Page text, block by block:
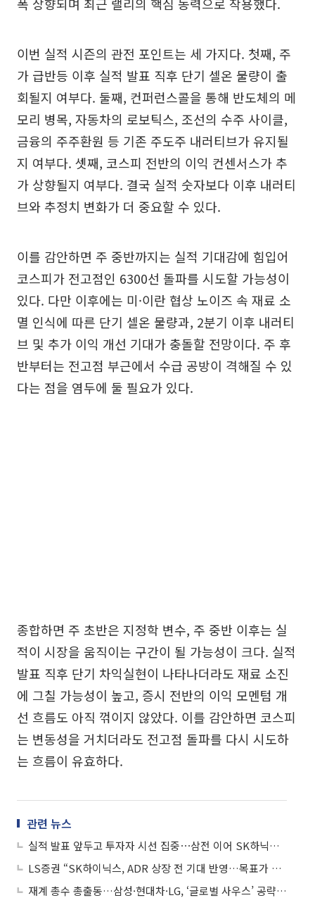
이번 실적 시즌의 관전 포인트는 세 가지다. 첫째, 주
가 급반등 이후 실적 발표 직후 단기 셀온 물량이 출
회될지 여부다. 둘째, 컨퍼런스콜을 통해 반도체의 메
모리 병목, 자동차의 로보틱스, 조선의 수주 사이클,
금융의 주주환원 등 기존 주도주 내러티브가 유지될
지 여부다. 셋째, 코스피 전반의 이익 컨센서스가 추
가 상향될지 여부다. 결국 실적 숫자보다 이후 내러티
브와 추정치 변화가 더 중요할 수 있다.
이를 감안하면 주 중반까지는 실적 기대감에 힘입어
코스피가 전고점인 6300선 돌파를 시도할 가능성이
있다. 다만 이후에는 미·이란 협상 노이즈 속 재료 소
멸 인식에 따른 단기 셀온 물량과, 2분기 이후 내러티
브 및 추가 이익 개선 기대가 충돌할 전망이다. 주 후
반부터는 전고점 부근에서 수급 공방이 격해질 수 있
다는 점을 염두에 둘 필요가 있다.
종합하면 주 초반은 지정학 변수, 주 중반 이후는 실
적이 시장을 움직이는 구간이 될 가능성이 크다. 실적
발표 직후 단기 차익실현이 나타나더라도 재료 소진
에 그칠 가능성이 높고, 증시 전반의 이익 모멘텀 개
선 흐름도 아직 꺾이지 않았다. 이를 감안하면 코스피
는 변동성을 거치더라도 전고점 돌파를 다시 시도하
는 흐름이 유효하다.
관련 뉴스
실적 발표 앞두고 투자자 시선 집중⋯삼전 이어 SK하닉ㆍ현대차 관심
LS증권 “SK하이닉스, ADR 상장 전 기대 반영…목표가 150만원으로 상향”
재계 총수 총출동…삼성·현대차·LG, ‘글로벌 사우스’ 공략 전면전